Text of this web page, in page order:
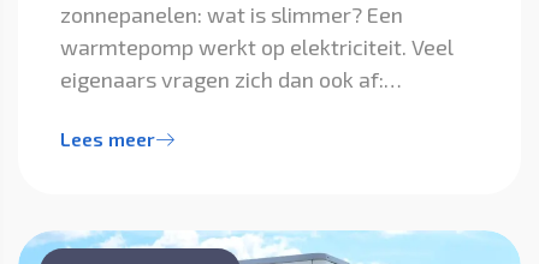
zonnepanelen: wat is slimmer? Een
warmtepomp werkt op elektriciteit. Veel
eigenaars vragen zich dan ook af:…
Lees meer